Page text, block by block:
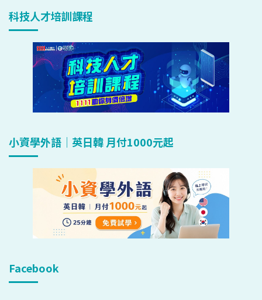
科技人才培訓課程
小資學外語｜英日韓 月付1000元起
Facebook